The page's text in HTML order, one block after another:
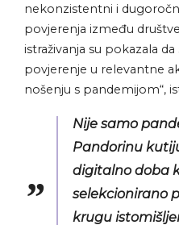
nekonzistentni i
povjerenja između
istraživanja su pokazala
povjerenje u relevantne
nošenju s pandemijom“,
Nije samo
Pandorinu
digitalno doba
selekcionirano
krugu